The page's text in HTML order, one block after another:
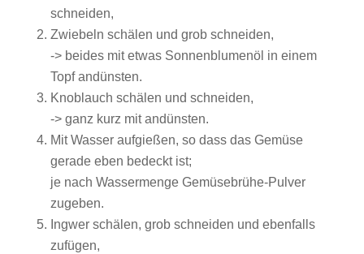
schneiden,
Zwiebeln schälen und grob schneiden,
-> beides mit etwas Sonnenblumenöl in einem
Topf andünsten.
Knoblauch schälen und schneiden,
-> ganz kurz mit andünsten.
Mit Wasser aufgießen, so dass das Gemüse
gerade eben bedeckt ist;
je nach Wassermenge Gemüsebrühe-Pulver
zugeben.
Ingwer schälen, grob schneiden und ebenfalls
zufügen,